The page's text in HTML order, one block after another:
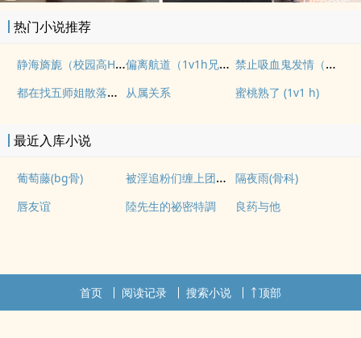
热门小说推荐
静海旖旎（校园高H） 偏离航道（1v1h兄妹骨科bg）
禁止吸血鬼发情（姐狗高H 1v1）
都在找五师姐散落的法宝
从属关系 蜜桃熟了 (1v1 h)
最近入库小说
葡萄藤(bg骨) 被淫追粉们缠上团播女主播(露出NPH)
隔夜雨(骨科)
唇友谊
陸先生的祕密特調 良药与他
首页 阅读记录 搜索小说 顶部